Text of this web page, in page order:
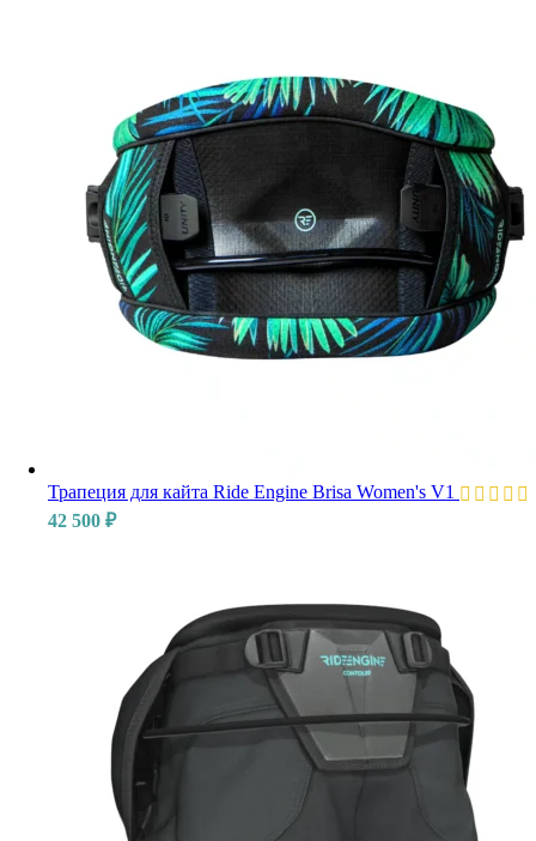
Трапеция для кайта Ride Engine Brisa Women's V1
42 500 ₽